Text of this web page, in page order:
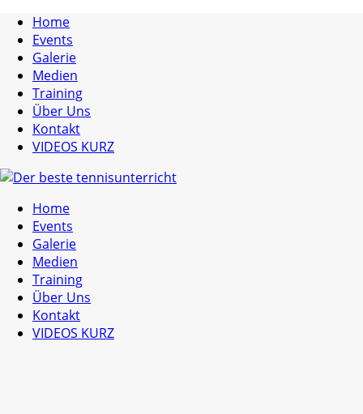
Home
Events
Galerie
Medien
Training
Über Uns
Kontakt
VIDEOS KURZ
Home
Events
Galerie
Medien
Training
Über Uns
Kontakt
VIDEOS KURZ